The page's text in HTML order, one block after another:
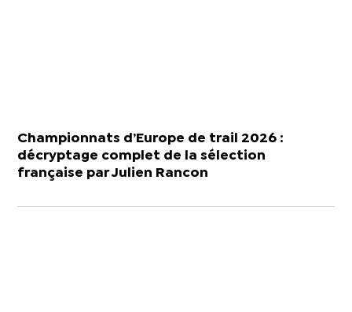
Championnats d’Europe de trail 2026 :
décryptage complet de la sélection
française par Julien Rancon